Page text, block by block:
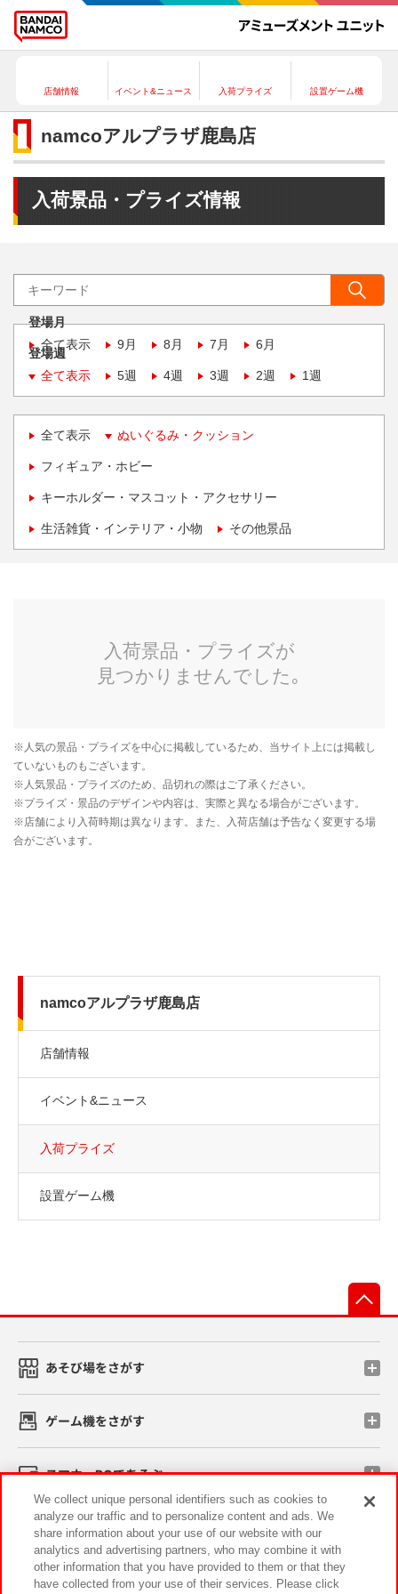
店舗情報 イベント&ニュース 入荷プライズ 設置ゲーム機
namcoアルプラザ鹿島店
入荷景品・プライズ情報
登場月
全て表示
9月 8月 7月 6月
登場週
全て表示
5週 4週 3週 2週 1週
全て表示 ぬいぐるみ・クッション
フィギュア・ホビー
キーホルダー・マスコット・アクセサリー
生活雑貨・インテリア・小物 その他景品
namcoアルプラザ鹿島店
店舗情報
イベント&ニュース
入荷プライズ
設置ゲーム機
あそび場をさがす
ゲーム機をさがす
スマホ・PCであそぶ
イベント・キャンペーン
We collect unique personal identifiers such as cookies to
analyze our traffic and to personalize content and ads. We
share information about your use of our website with our
analytics and advertising partners, who may combine it with
other information that you have provided to them or that they
have collected from your use of their services. Please click